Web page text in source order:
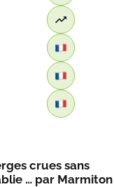
crues sans
… par Marmiton